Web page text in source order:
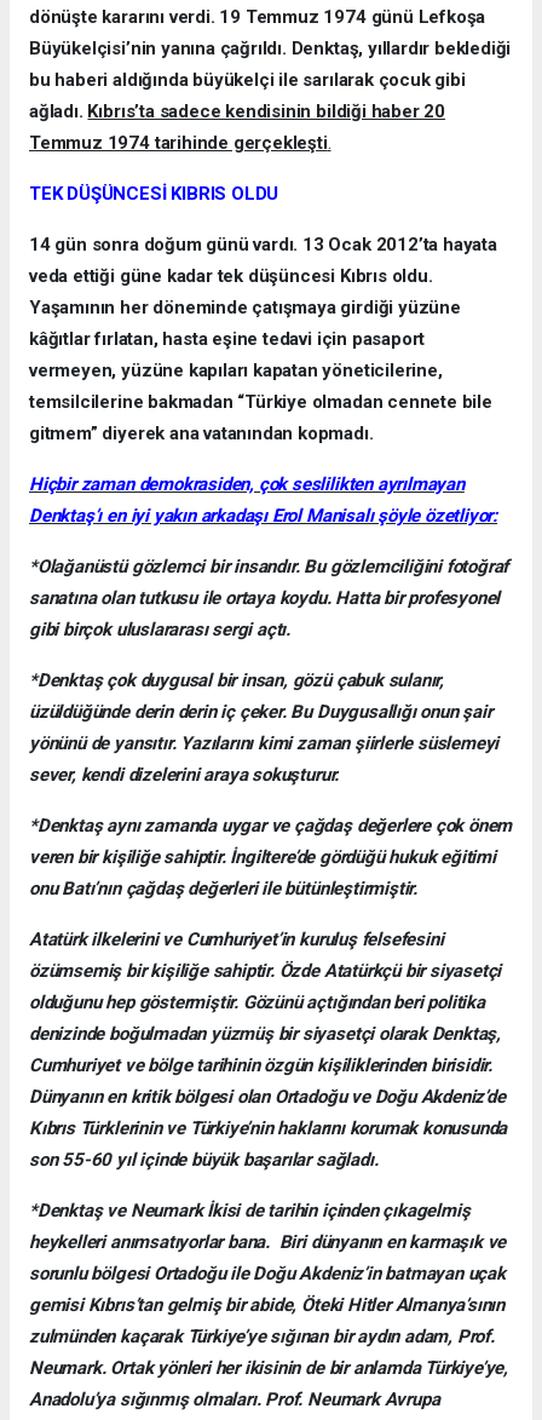
dönüşte kararını verdi. 19 Temmuz 1974 günü Lefkoşa
Büyükelçisi’nin yanına çağrıldı. Denktaş, yıllardır beklediği
bu haberi aldığında büyükelçi ile sarılarak çocuk gibi
ağladı. Kıbrıs’ta sadece kendisinin bildiği haber 20
Temmuz 1974 tarihinde gerçekleşti.
TEK DÜŞÜNCESİ KIBRIS OLDU
14 gün sonra doğum günü vardı. 13 Ocak 2012’ta hayata
veda ettiği güne kadar tek düşüncesi Kıbrıs oldu.
Yaşamının her döneminde çatışmaya girdiği yüzüne
kâğıtlar fırlatan, hasta eşine tedavi için pasaport
vermeyen, yüzüne kapıları kapatan yöneticilerine,
temsilcilerine bakmadan “Türkiye olmadan cennete bile
gitmem” diyerek ana vatanından kopmadı.
Hiçbir zaman demokrasiden, çok seslilikten ayrılmayan
Denktaş’ı en iyi yakın arkadaşı Erol Manisalı şöyle özetliyor:
*Olağanüstü gözlemci bir insandır. Bu gözlemciliğini fotoğraf
sanatına olan tutkusu ile ortaya koydu. Hatta bir profesyonel
gibi birçok uluslararası sergi açtı.
*Denktaş çok duygusal bir insan, gözü çabuk sulanır,
üzüldüğünde derin derin iç çeker. Bu Duygusallığı onun şair
yönünü de yansıtır. Yazılarını kimi zaman şiirlerle süslemeyi
sever, kendi dizelerini araya sokuşturur.
*Denktaş aynı zamanda uygar ve çağdaş değerlere çok önem
veren bir kişiliğe sahiptir. İngiltere’de gördüğü hukuk eğitimi
onu Batı’nın çağdaş değerleri ile bütünleştirmiştir.
Atatürk ilkelerini ve Cumhuriyet’in kuruluş felsefesini
özümsemiş bir kişiliğe sahiptir. Özde Atatürkçü bir siyasetçi
olduğunu hep göstermiştir. Gözünü açtığından beri politika
denizinde boğulmadan yüzmüş bir siyasetçi olarak Denktaş,
Cumhuriyet ve bölge tarihinin özgün kişiliklerinden birisidir.
Dünyanın en kritik bölgesi olan Ortadoğu ve Doğu Akdeniz’de
Kıbrıs Türklerinin ve Türkiye’nin haklarını korumak konusunda
son 55-60 yıl içinde büyük başarılar sağladı.
*Denktaş ve Neumark İkisi de tarihin içinden çıkagelmiş
heykelleri anımsatıyorlar bana. Biri dünyanın en karmaşık ve
sorunlu bölgesi Ortadoğu ile Doğu Akdeniz’in batmayan uçak
gemisi Kıbrıs’tan gelmiş bir abide, Öteki Hitler Almanya’sının
zulmünden kaçarak Türkiye’ye sığınan bir aydın adam, Prof.
Neumark. Ortak yönleri her ikisinin de bir anlamda Türkiye’ye,
Anadolu’ya sığınmış olmaları. Prof. Neumark Avrupa